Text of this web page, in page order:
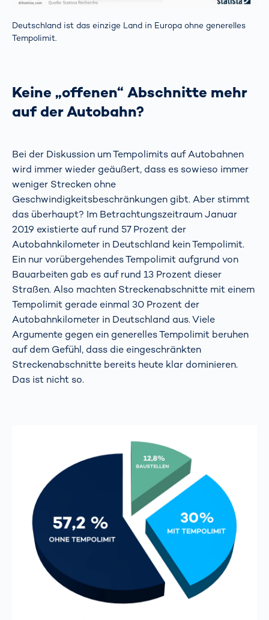
Deutschland ist das einzige Land in Europa ohne generelles
Tempolimit.
Keine „offenen“ Abschnitte mehr
auf der Autobahn?
Bei der Diskussion um Tempolimits auf Autobahnen
wird immer wieder geäußert, dass es sowieso immer
weniger Strecken ohne
Geschwindigkeitsbeschränkungen gibt. Aber stimmt
das überhaupt? Im Betrachtungszeitraum Januar
2019 existierte auf rund 57 Prozent der
Autobahnkilometer in Deutschland kein Tempolimit.
Ein nur vorübergehendes Tempolimit aufgrund von
Bauarbeiten gab es auf rund 13 Prozent dieser
Straßen. Also machten Streckenabschnitte mit einem
Tempolimit gerade einmal 30 Prozent der
Autobahnkilometer in Deutschland aus. Viele
Argumente gegen ein generelles Tempolimit beruhen
auf dem Gefühl, dass die eingeschränkten
Streckenabschnitte bereits heute klar dominieren.
Das ist nicht so.